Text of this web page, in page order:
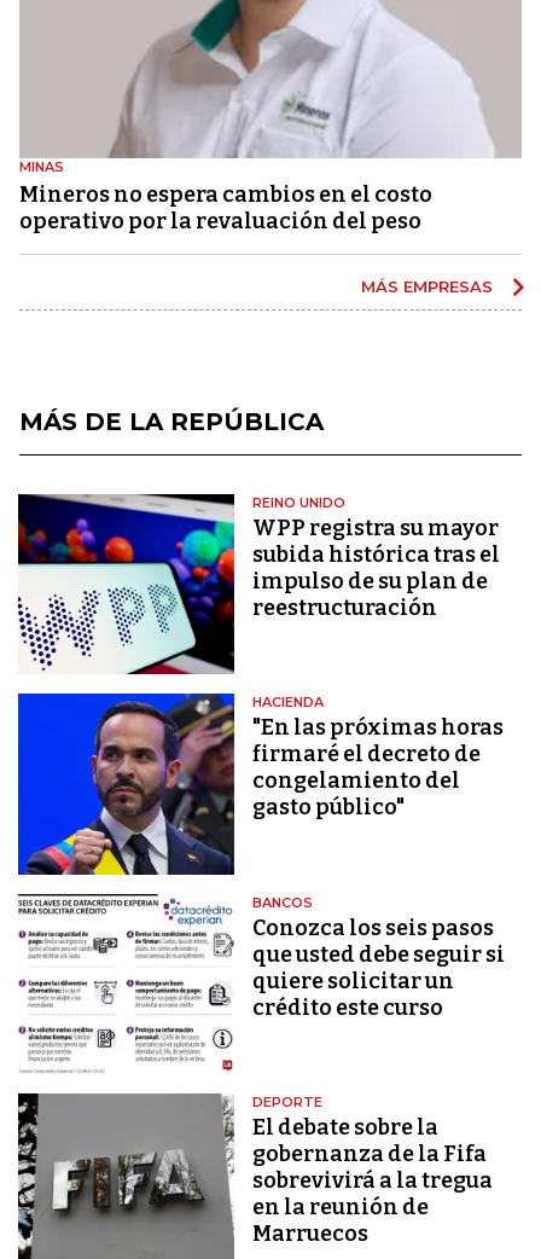
MINAS
Mineros no espera cambios en el costo
operativo por la revaluación del peso
MÁS EMPRESAS
MÁS DE LA REPÚBLICA
REINO UNIDO
WPP registra su mayor
subida histórica tras el
impulso de su plan de
reestructuración
HACIENDA
"En las próximas horas
firmaré el decreto de
congelamiento del
gasto público"
BANCOS
Conozca los seis pasos
que usted debe seguir si
quiere solicitar un
crédito este curso
DEPORTE
El debate sobre la
gobernanza de la Fifa
sobrevivirá a la tregua
en la reunión de
Marruecos